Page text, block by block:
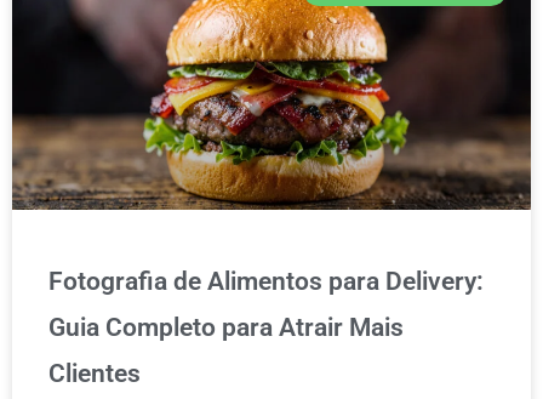
Fotografia de Alimentos para Delivery:
Guia Completo para Atrair Mais
Clientes